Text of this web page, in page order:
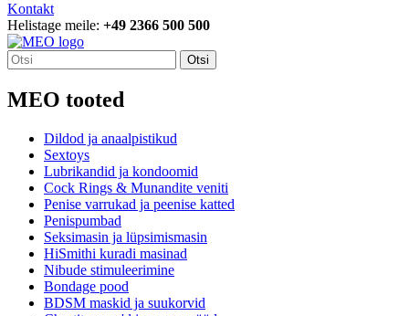
Kontakt
Helistage meile: +49 2366 500 500
Otsi
MEO tooted
Dildod ja anaalpistikud
Sextoys
Lubrikandid ja kondoomid
Cock Rings & Munandite veniti
Penise varrukad ja peenise katted
Penispumbad
Seksimasin ja lüpsimismasin
HiSmithi kuradi masinad
Nibude stimuleerimine
Bondage pood
BDSM maskid ja suukorvid